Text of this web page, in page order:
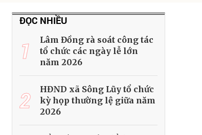
ĐỌC NHIỀU
1
Lâm Đồng rà soát công tác
tổ chức các ngày lễ lớn
năm 2026
2
HĐND xã Sông Lũy tổ chức
kỳ họp thường lệ giữa năm
2026